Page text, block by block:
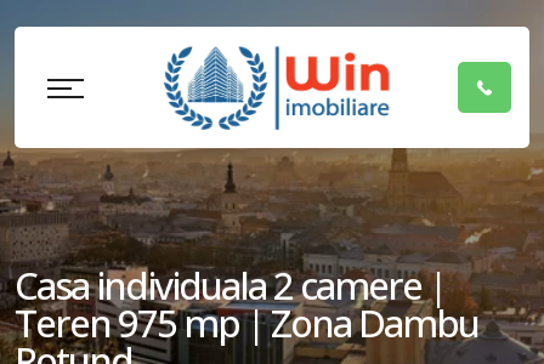
Casa individuala 2 camere |
Teren 975 mp | Zona Dambu